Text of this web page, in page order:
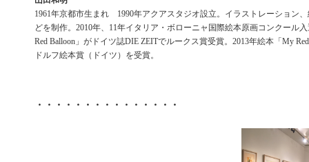
1961年京都市生まれ 1990年アクアスタジオ設立。イラストレーション
どを制作。2010年、11年イタリア・ボローニャ国際絵本原画コンクール
Red Balloon」がドイツ誌DIE ZEITでルークス賞受賞。2013年絵本「My
ドルフ絵本賞（ドイツ）を受賞。
・・・・・・・・・・・・・・・